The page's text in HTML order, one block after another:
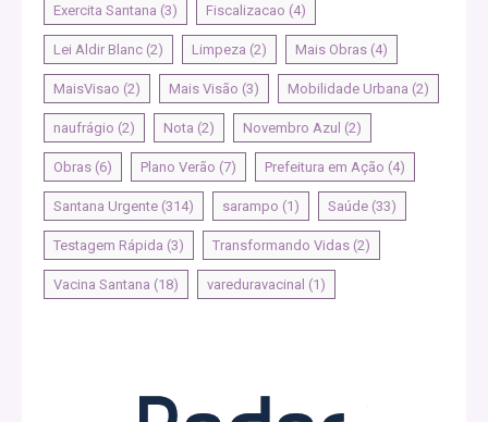
Exercita Santana (3) Fiscalizacao (4)
Lei Aldir Blanc (2) Limpeza (2) Mais Obras (4)
MaisVisao (2) Mais Visão (3) Mobilidade Urbana (2)
naufrágio (2) Nota (2) Novembro Azul (2)
Obras (6) Plano Verão (7) Prefeitura em Ação (4)
Santana Urgente (314) sarampo (1) Saúde (33)
Testagem Rápida (3) Transformando Vidas (2)
Vacina Santana (18) vareduravacinal (1)